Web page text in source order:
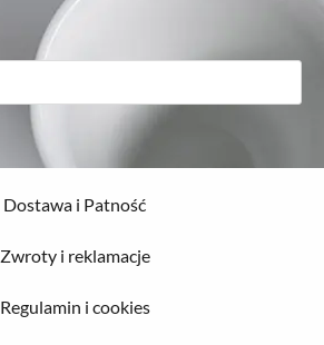
Dostawa i Patność
Zwroty i reklamacje
Regulamin i cookies